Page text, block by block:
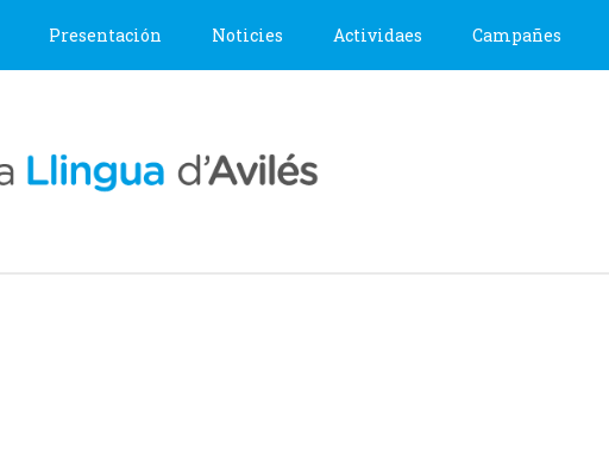
Presentación Noticies Actividaes Campañes